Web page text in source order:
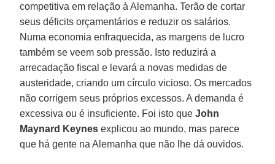
competitiva em relação à Alemanha. Terão de cortar
seus déficits orçamentários e reduzir os salários.
Numa economia enfraquecida, as margens de lucro
também se veem sob pressão. Isto reduzirá a
arrecadação fiscal e levará a novas medidas de
austeridade, criando um círculo vicioso. Os mercados
não corrigem seus próprios excessos. A demanda é
excessiva ou é insuficiente. Foi isto queJohn
Maynard Keynes explicou ao mundo, mas parece
que há gente na Alemanha que não lhe dá ouvidos.